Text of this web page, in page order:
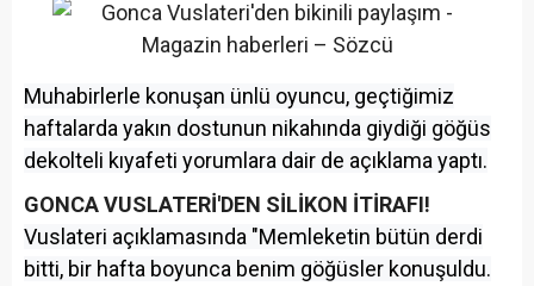
Muhabirlerle konuşan ünlü oyuncu, geçtiğimiz
haftalarda yakın dostunun nikahında giydiği göğüs
dekolteli kıyafeti yorumlara dair de açıklama yaptı.
GONCA VUSLATERİ'DEN SİLİKON İTİRAFI!
Vuslateri açıklamasında "Memleketin bütün derdi
bitti, bir hafta boyunca benim göğüsler konuşuldu.